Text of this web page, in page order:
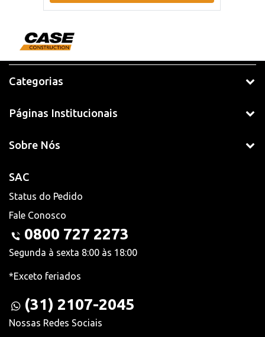
Categorias
Páginas Institucionais
Sobre Nós
SAC
Status do Pedido
Fale Conosco
0800 727 2273
Segunda à sexta 8:00 às 18:00
*Exceto feriados
(31) 2107-2045
Nossas Redes Sociais